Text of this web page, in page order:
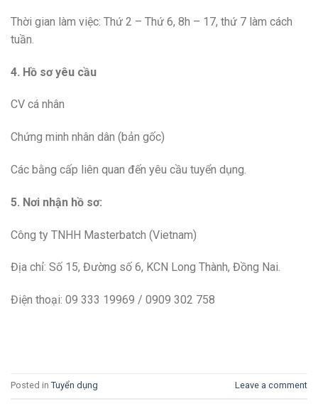
Thời gian làm việc: Thứ 2 – Thứ 6, 8h – 17, thứ 7 làm cách
tuần.
4. Hồ sơ yêu cầu
CV cá nhân
Chứng minh nhân dân (bản gốc)
Các bằng cấp liên quan đến yêu cầu tuyển dụng.
5. Nơi nhận hồ sơ:
Công ty TNHH Masterbatch (Vietnam)
Địa chỉ: Số 15, Đường số 6, KCN Long Thành, Đồng Nai.
Điện thoại: 09 333 19969 / 0909 302 758
Posted in Tuyển dụng Leave a comment